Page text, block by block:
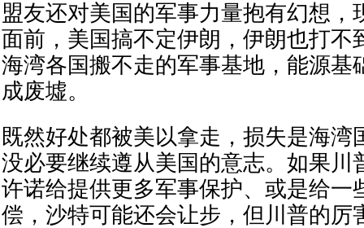
盟友还对美国的军事力量抱有幻想，
面前，美国搞不定伊朗，伊朗也打不
海湾各国搬不走的军事基地，能源基
成废墟。
既然好处都被美以拿走，损失是海湾
没必要继续遵从美国的意志。如果川
许诺给提供更多军事保护、或是给一
偿，沙特可能还会让步，但川普的厉